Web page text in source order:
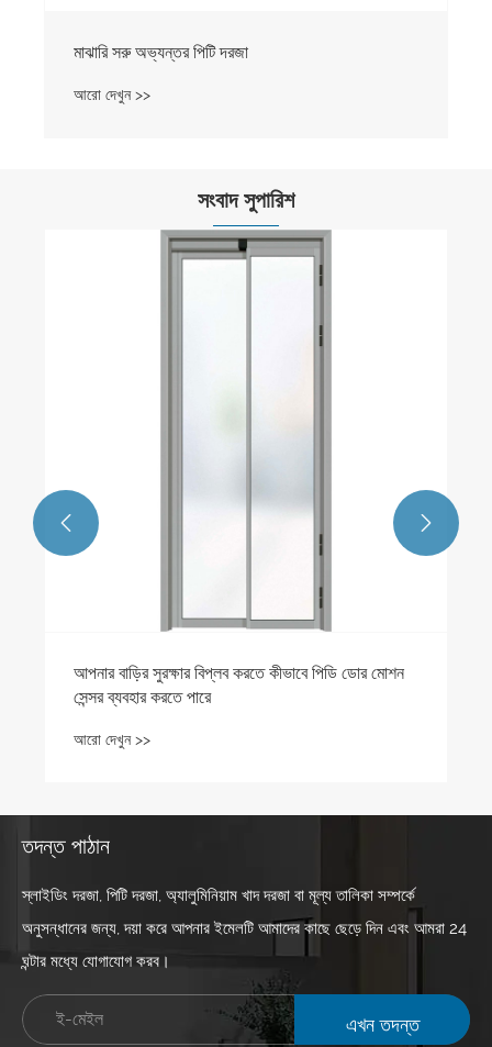
মাঝারি সরু অভ্যন্তর পিটি দরজা
আরো দেখুন >>
সংবাদ সুপারিশ
আপনার বাড়ির সুরক্ষার বিপ্লব করতে কীভাবে পিডি ডোর মোশন
সেন্সর ব্যবহার করতে পারে
আরো দেখুন >>
 
তদন্ত পাঠান
স্লাইডিং দরজা, পিটি দরজা, অ্যালুমিনিয়াম খাদ দরজা বা মূল্য তালিকা সম্পর্কে
অনুসন্ধানের জন্য, দয়া করে আপনার ইমেলটি আমাদের কাছে ছেড়ে দিন এবং আমরা 24
ঘন্টার মধ্যে যোগাযোগ করব।
এখন তদন্ত